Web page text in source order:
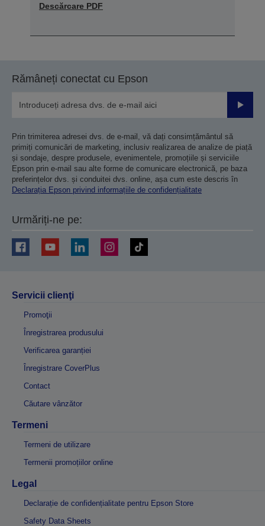
Descărcare PDF
Rămâneți conectat cu Epson
Prin trimiterea adresei dvs. de e-mail, vă dați consimțământul să
primiți comunicări de marketing, inclusiv realizarea de analize de piață
și sondaje, despre produsele, evenimentele, promoțiile și serviciile
Epson prin e-mail sau alte forme de comunicare electronică, pe baza
preferințelor dvs. și conduitei dvs. online, așa cum este descris în
Declarația Epson privind informațiile de confidențialitate
Urmăriți-ne pe:
Servicii clienţi
Promoţii
Înregistrarea produsului
Verificarea garanției
Înregistrare CoverPlus
Contact
Căutare vânzător
Termeni
Termeni de utilizare
Termenii promoțiilor online
Legal
Declarație de confidențialitate pentru Epson Store
Safety Data Sheets